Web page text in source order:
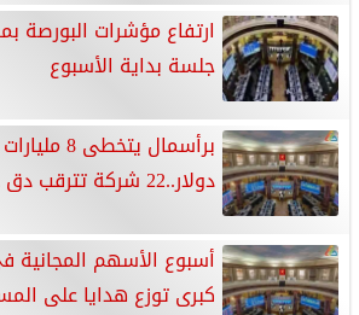
ارتفاع مؤشرات البورصة
جلسة بداية الأسبوع
دولار..22 شركة تترقب دق جرس البورصة
أسبوع الأسهم المجانية
كبرى توزع هدايا على